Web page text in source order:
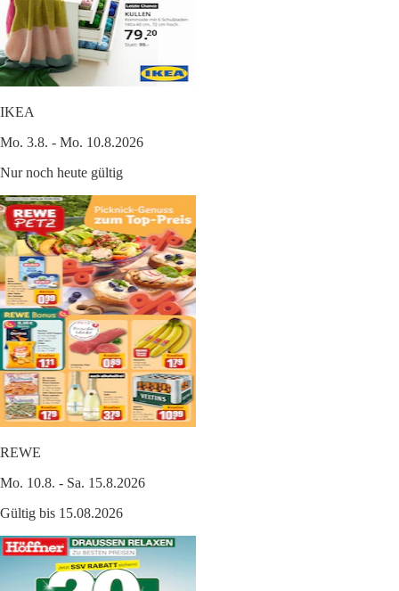
IKEA
Mo. 3.8. - Mo. 10.8.2026
Nur noch heute gültig
REWE
Mo. 10.8. - Sa. 15.8.2026
Gültig bis 15.08.2026